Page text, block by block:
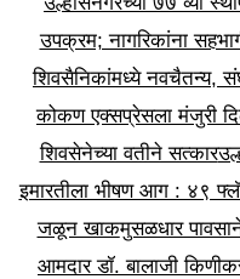
उपक्रम; नागरिकांना
शिवसैनिकांमध्ये नवचैतन्य,
कोकण एक्सप्रेसला मंजुरी
शिवसेनेच्या वतीने सत्कार
इमारतीला भीषण आग : ४९
जळून खाकमुसळधार
आमदार डॉ. बालाजी